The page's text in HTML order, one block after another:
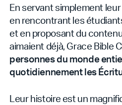
En servant simplement
en rencontrant les
et en proposant du
aimaient déjà, Grace Bible
personnes du monde
quotidiennement les
Leur histoire est un